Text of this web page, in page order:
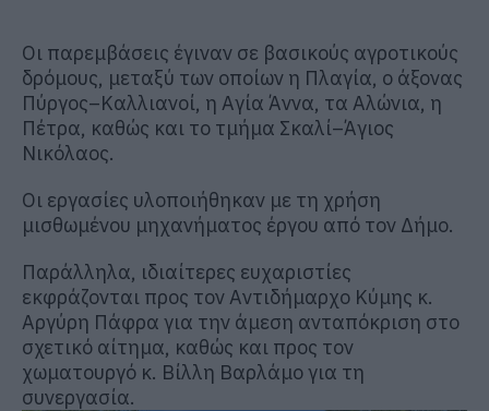
Οι παρεμβάσεις έγιναν σε βασικούς αγροτικούς
δρόμους, μεταξύ των οποίων η Πλαγία, ο άξονας
Πύργος–Καλλιανοί, η Αγία Άννα, τα Αλώνια, η
Πέτρα, καθώς και το τμήμα Σκαλί–Άγιος
Νικόλαος.
Οι εργασίες υλοποιήθηκαν με τη χρήση
μισθωμένου μηχανήματος έργου από τον Δήμο.
Παράλληλα, ιδιαίτερες ευχαριστίες
εκφράζονται προς τον Αντιδήμαρχο Κύμης κ.
Αργύρη Πάφρα για την άμεση ανταπόκριση στο
σχετικό αίτημα, καθώς και προς τον
χωματουργό κ. Βίλλη Βαρλάμο για τη
συνεργασία.